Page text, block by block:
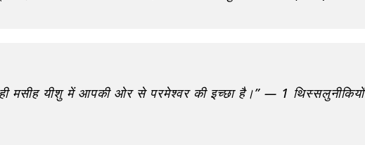
मसीह यीशु में आपकी ओर से परमेश्वर की इच्छा है।” — 1 थिस्सलुनीकियों